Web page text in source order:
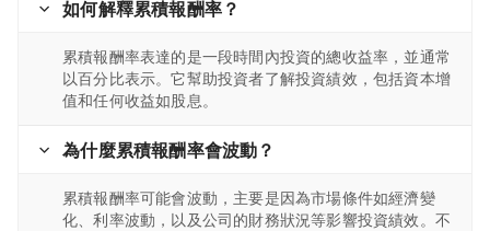
如何解釋累積報酬率？
累積報酬率表達的是一段時間內投資的總收益率，並通常
以百分比表示。它幫助投資者了解投資績效，包括資本增
值和任何收益如股息。
為什麼累積報酬率會波動？
累積報酬率可能會波動，主要是因為市場條件如經濟變
化、利率波動，以及公司的財務狀況等影響投資績效。不